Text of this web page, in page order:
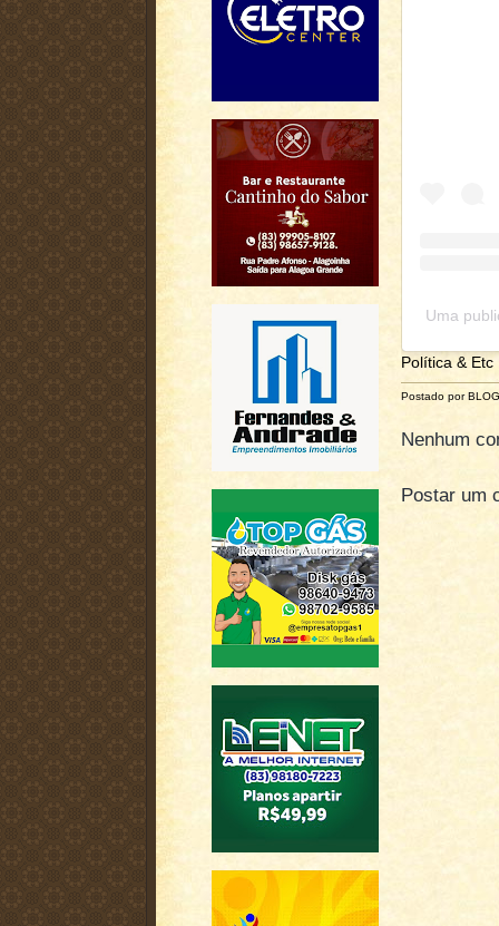
Uma
Política & Etc
Postado por
Nenhum
Postar um